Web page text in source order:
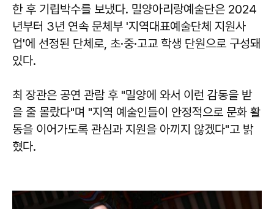
한 후 기립박수를 보냈다. 밀양아리랑예술단은 2024
년부터 3년 연속 문체부 '지역대표예술단체 지원사
업'에 선정된 단체로, 초·중·고교 학생 단원으로 구성돼
있다.
최 장관은 공연 관람 후 "밀양에 와서 이런 감동을 받
을 줄 몰랐다"며 "지역 예술인들이 안정적으로 문화 활
동을 이어가도록 관심과 지원을 아끼지 않겠다"고 밝
혔다.